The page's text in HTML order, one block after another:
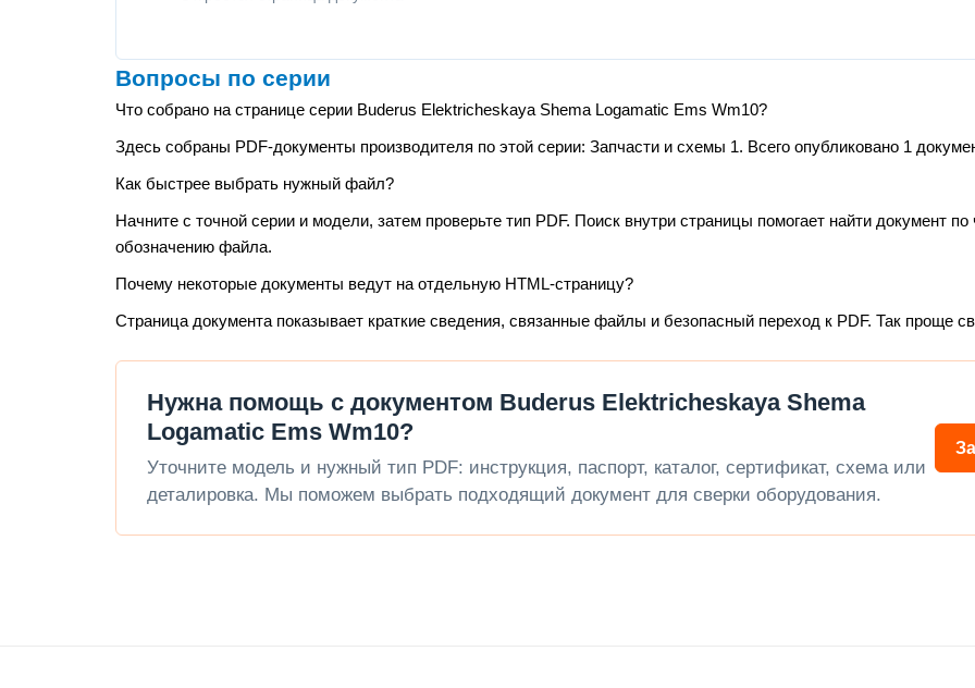
Вопросы по серии
Что собрано на странице серии Buderus Elektricheskaya Shema Logamatic Ems Wm10?
Здесь собраны PDF-документы производителя по этой серии: Запчасти и схемы 1. Всего опубликовано 1
Как быстрее выбрать нужный файл?
Начните с точной серии и модели, затем проверьте тип PDF. Поиск внутри страницы помогает найти документ
обозначению файла.
Почему некоторые документы ведут на отдельную HTML-страницу?
Страница документа показывает краткие сведения, связанные файлы и безопасный переход к PDF. Так проще
Нужна помощь с документом Buderus Elektricheskaya Shema
Logamatic Ems Wm10?
Уточните модель и нужный тип PDF: инструкция, паспорт, каталог, сертификат, схема или
деталировка. Мы поможем выбрать подходящий документ для сверки оборудования.